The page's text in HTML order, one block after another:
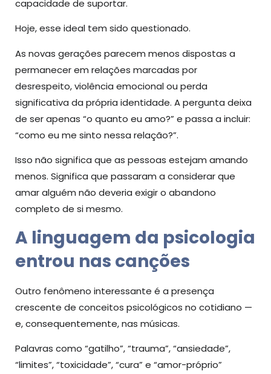
capacidade de suportar.
Hoje, esse ideal tem sido questionado.
As novas gerações parecem menos dispostas a
permanecer em relações marcadas por
desrespeito, violência emocional ou perda
significativa da própria identidade. A pergunta deixa
de ser apenas “o quanto eu amo?” e passa a incluir:
“como eu me sinto nessa relação?”.
Isso não significa que as pessoas estejam amando
menos. Significa que passaram a considerar que
amar alguém não deveria exigir o abandono
completo de si mesmo.
A linguagem da psicologia
entrou nas canções
Outro fenômeno interessante é a presença
crescente de conceitos psicológicos no cotidiano —
e, consequentemente, nas músicas.
Palavras como “gatilho”, “trauma”, “ansiedade”,
“limites”, “toxicidade”, “cura” e “amor-próprio”